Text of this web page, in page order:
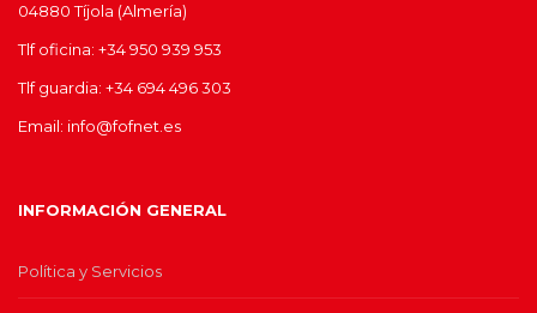
04880 Tíjola (Almería)
Tlf oficina: +34 950 939 953
Tlf guardia: +34 694 496 303
Email: info@fofnet.es
INFORMACIÓN GENERAL
Política y Servicios